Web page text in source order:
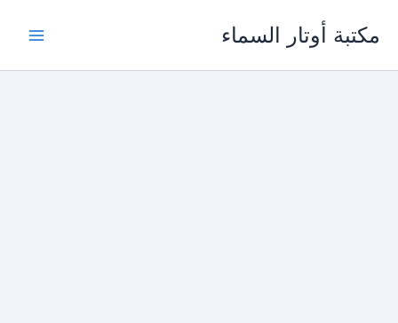
مكتبة أوتار السماء